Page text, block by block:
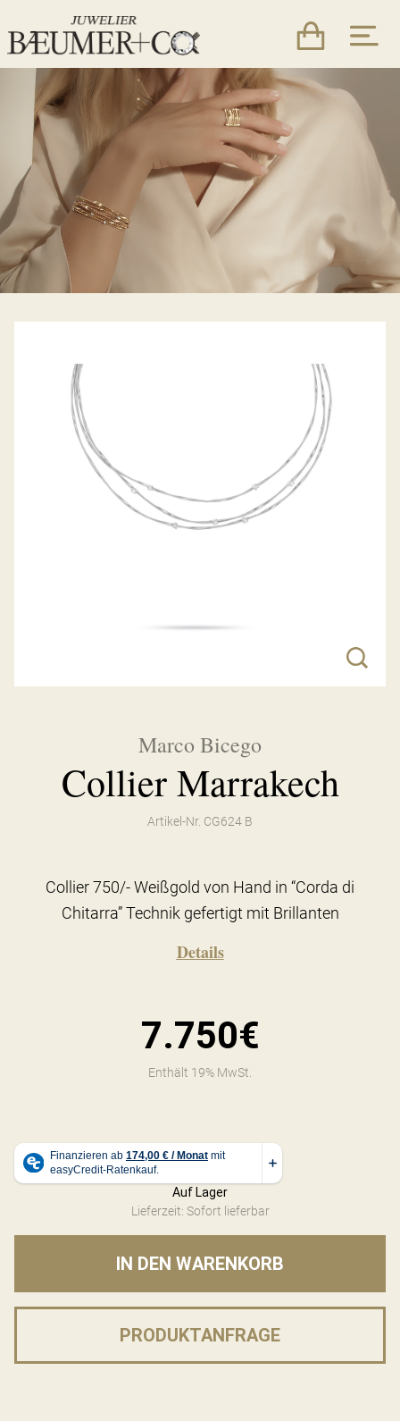
Marco Bicego
Collier Marrakech
Artikel-Nr. CG624 B
Collier 750/- Weißgold von Hand in “Corda di
Chitarra” Technik gefertigt mit Brillanten
Details
7.750€
Enthält 19% MwSt.
Auf Lager
Lieferzeit: Sofort lieferbar
IN DEN WARENKORB
PRODUKTANFRAGE